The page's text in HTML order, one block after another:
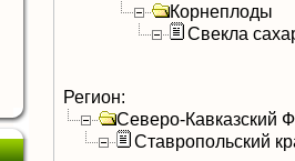
Корнеплоды
Свекла
Регион:
Северо-Кавказский
Ставропольский